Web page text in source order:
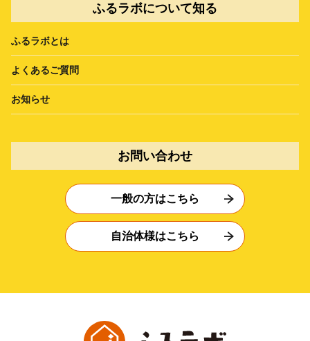
ふるラボについて知る
ふるラボとは
よくあるご質問
お知らせ
お問い合わせ
一般の方はこちら
自治体様はこちら